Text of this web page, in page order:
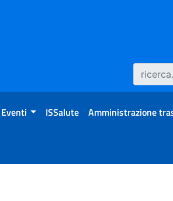
Eventi ISSalute Amministrazione